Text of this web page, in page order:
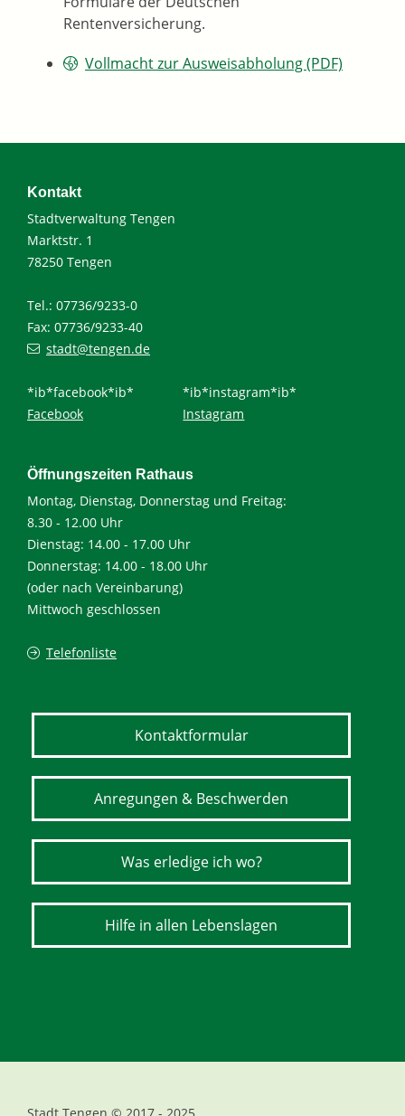
Rentenversicherung.
Vollmacht zur Ausweisabholung (PDF)
Kontakt
Stadtverwaltung Tengen
Marktstr. 1
78250 Tengen
Tel.: 07736/9233-0
Fax: 07736/9233-40
stadt@tengen.de
*ib*facebook*ib*
Facebook
*ib*instagram*ib*
Instagram
Öffnungszeiten Rathaus
Montag, Dienstag, Donnerstag und Freitag:
8.30 - 12.00 Uhr
Dienstag: 14.00 - 17.00 Uhr
Donnerstag: 14.00 - 18.00 Uhr
(oder nach Vereinbarung)
Mittwoch geschlossen
Telefonliste
Kontaktformular
Anregungen & Beschwerden
Was erledige ich wo?
Hilfe in allen Lebenslagen